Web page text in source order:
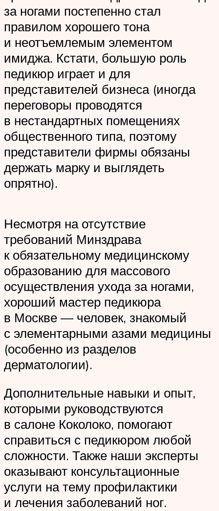
за ногами постепенно стал
правилом хорошего тона
и неотъемлемым элементом
имиджа. Кстати, большую роль
педикюр играет и для
представителей бизнеса (иногда
переговоры проводятся
в нестандартных помещениях
общественного типа, поэтому
представители фирмы обязаны
держать марку и выглядеть
опрятно).
Несмотря на отсутствие
требований Минздрава
к обязательному медицинскому
образованию для массового
осуществления ухода за ногами,
хороший мастер педикюра
в Москве — человек, знакомый
с элементарными азами медицины
(особенно из разделов
дерматологии).
Дополнительные навыки и опыт,
которыми руководствуются
в салоне Коколоко, помогают
справиться с педикюром любой
сложности. Также наши эксперты
оказывают консультационные
услуги на тему профилактики
и лечения заболеваний ног.